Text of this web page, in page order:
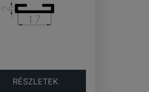
RÉSZLETEK